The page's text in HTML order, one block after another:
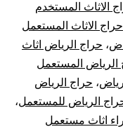
الاثاث المستخدم
حراج الاثاث المستعمل
، حراج الرياض اثاث
الرياض المستعمل
، حراج الرياض
الرياض للمستعمل،
اثاث مستعمل